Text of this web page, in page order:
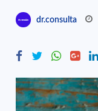
dr.consulta